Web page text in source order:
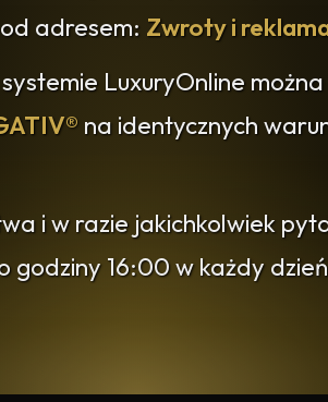
adresem: Zwroty i
LuxuryOnline
na identycznych
i w razie jakichkolwiek
16:00 w każdy